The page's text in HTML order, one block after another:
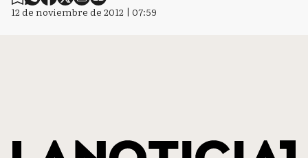
12 de noviembre de 2012 | 07:59